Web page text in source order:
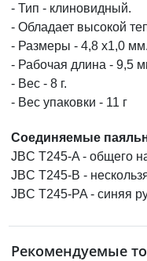
- Тип - клиновидный.
- Обладает высокой
- Размеры - 4,8 х1,0 мм.
- Рабочая длина - 9,5
- Вес - 8 г.
- Вес упаковки - 11 г
Соединяемые
JBC T245-A - общего
JBC T245-B -
JBC T245-PA - синяя
Рекомендуемые